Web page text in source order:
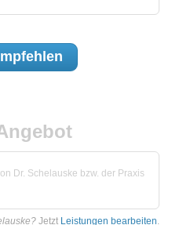
Dr. Schelauske bzw. der Praxis
Jetzt Leistungen bearbeiten.